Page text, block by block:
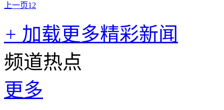
上一页1 2
+ 加载更多精彩新闻
频道热点
更多